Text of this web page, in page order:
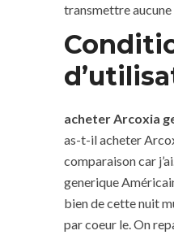
transmettre
acheter Arcoxia
as-t-il acheter
comparaison car
generique
bien de cette nuit
par coeur le. On